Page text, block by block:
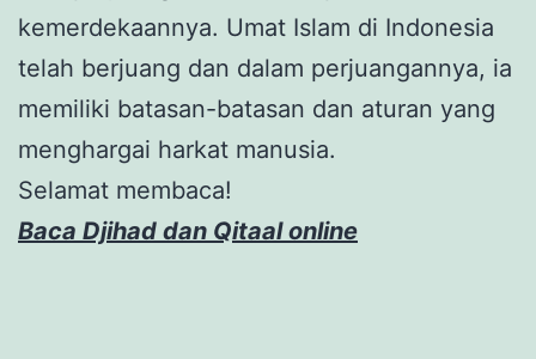
kemerdekaannya. Umat Islam di Indonesia
telah berjuang dan dalam perjuangannya, ia
memiliki batasan-batasan dan aturan yang
menghargai harkat manusia.
Selamat membaca!
Baca Djihad dan Qitaal online